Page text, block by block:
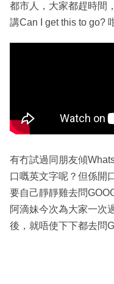
都市人，大家都趕時間
講Can I get this to go?
有冇試過同朋友傾
口嘅英文字呢？但係開
要自己靜靜雞去問
阿滴妹今次為大家一次
後，就唔使下下都去問